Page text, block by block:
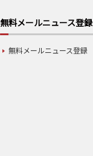
無料メールニュース登録
無料メールニュース登録